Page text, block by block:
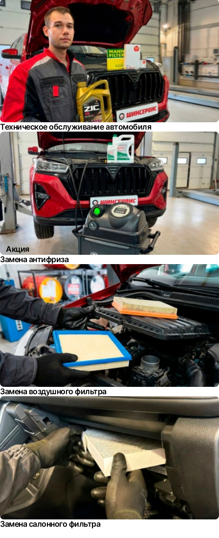
Техническое обслуживание автомобиля
Акция
Замена антифриза
Замена воздушного фильтра
Замена салонного фильтра